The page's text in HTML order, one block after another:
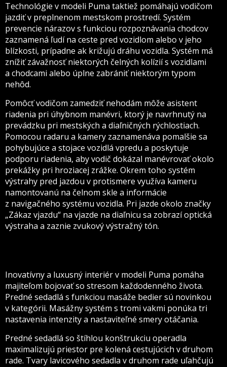
Technológie v modeli Puma taktiež pomáhajú vodičom
jazdiť v preplnenom mestskom prostredí. Systém
prevencie nárazov s funkciou rozpoznávania chodcov
zaznamená ľudí na ceste pred vozidlom alebo v jeho
blízkosti, prípadne ak križujú dráhu vozidla. Systém má
znížiť závažnosť niektorých čelných kolízií s vozidlami
a chodcami alebo úplne zabrániť niektorým typom
nehôd.
Pomôcť vodičom zamedziť nehodám môže asistent
riadenia pri úhybnom manévri, ktorý je navrhnutý na
prevádzku pri mestských a diaľničných rýchlostiach.
Pomocou radaru a kamery zaznamenáva pomalšie sa
pohybujúce a stojace vozidlá vpredu a poskytuje
podporu riadenia, aby vodič dokázal manévrovať okolo
prekážky pri hroziacej zrážke. Okrem toho systém
výstrahy pred jazdou v protismere využíva kameru
namontovanú na čelnom skle a informácie
z navigačného systému vozidla. Pri jazde okolo značky
„Zákaz vjazdu“ na vjazde na diaľnicu sa zobrazí optická
výstraha a zaznie zvukový výstražný tón.
Inovatívny a luxusný interiér v modeli Puma pomáha
majiteľom bojovať so stresom každodenného života.
Predné sedadlá s funkciou masáže bedier sú novinkou
v kategórii. Masážny systém s tromi vakmi ponúka tri
nastavenia intenzity a nastaviteľné smery otáčania.
Predné sedadlá so štíhlou konštrukciu operadla
maximalizujú priestor pre kolená cestujúcich v druhom
rade. Tvary lavicového sedadla v druhom rade uľahčujú